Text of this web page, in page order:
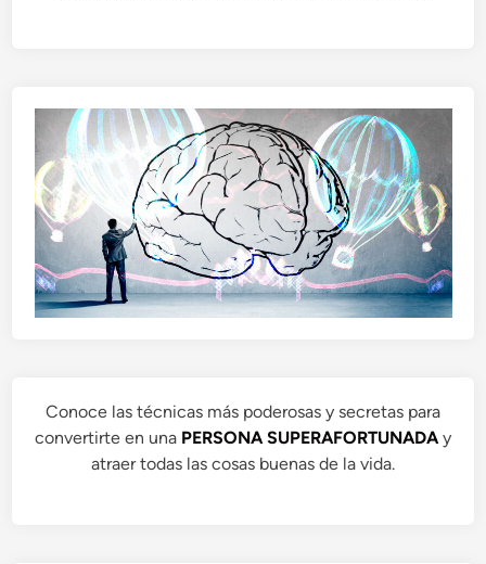
Conoce las técnicas más poderosas y secretas para
convertirte en una PERSONA SUPERAFORTUNADAy
atraer todas las cosas buenas de la vida.